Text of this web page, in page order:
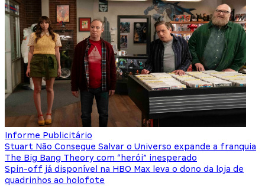
Informe Publicitário
Stuart Não Consegue Salvar o Universo expande a franquia
The Big Bang Theory com “herói” inesperado
Spin-off já disponível na HBO Max leva o dono da loja de
quadrinhos ao holofote